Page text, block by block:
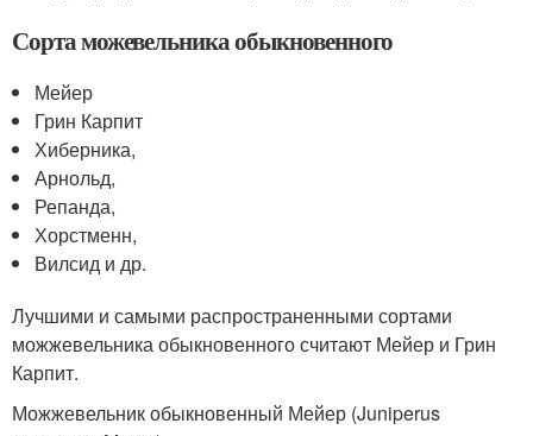
Сорта можевельника обыкновенного
Мейер
Грин Карпит
Хиберника,
Арнольд,
Репанда,
Хорстменн,
Вилсид и др.
Лучшими и самыми распространенными сортами
можжевельника обыкновенного считают Мейер и Грин
Карпит.
Можжевельник обыкновенный Мейер (Juniperus